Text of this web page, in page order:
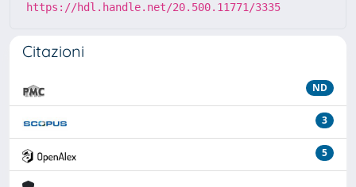
https://hdl.handle.net/20.500.11771/3335
Citazioni
ND
3
5